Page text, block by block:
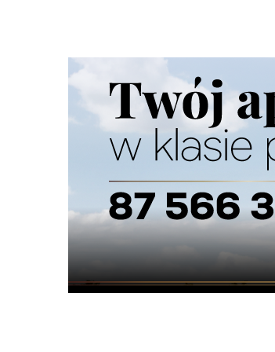
Szukana fraza w ogłoszeniach
Ładowarka teleskopowa Dieci
Ładowarka teleskopowa Dieci
2014 Silnik: Perkins Udźwig...
Maszyny i narzędzia Telefon: